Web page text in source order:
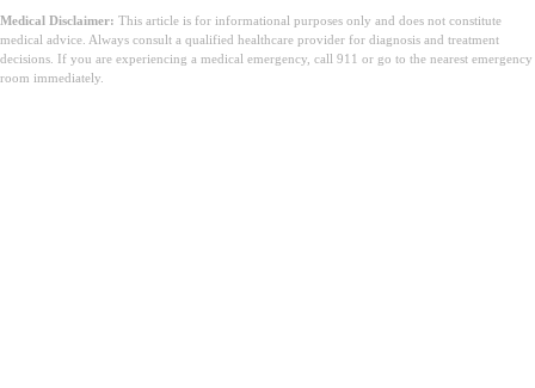
Medical Disclaimer: This article is for informational purposes only and does not constitute
medical advice. Always consult a qualified healthcare provider for diagnosis and treatment
decisions. If you are experiencing a medical emergency, call 911 or go to the nearest emergency
room immediately.